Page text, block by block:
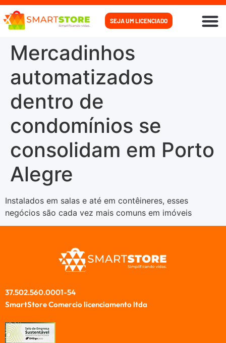
SEJA UM LICENCIADO
Mercadinhos
automatizados
dentro de
condomínios se
consolidam em Porto
Alegre
Instalados em salas e até em contêineres, esses
negócios são cada vez mais comuns em imóveis
37.502.560.0001-54
SmartStore Comercio licenciamento ltda